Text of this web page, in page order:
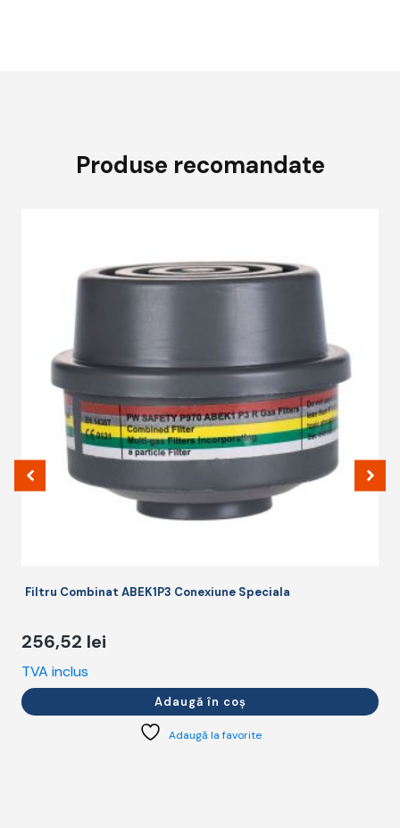
Produse recomandate
Filtru Combinat ABEK1P3 Conexiune Speciala
256,52 lei
TVA inclus
Adaugă în coș
Adaugă la favorite